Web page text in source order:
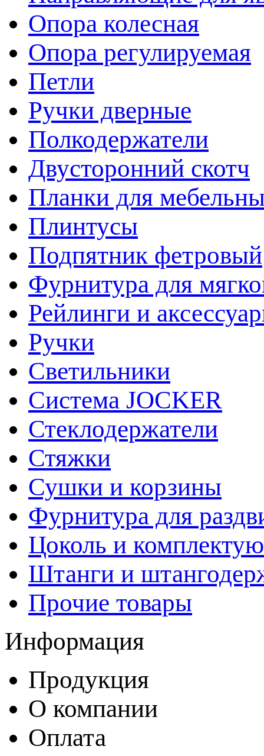
Опора колесная
Опора регулируемая
Петли
Ручки дверные
Полкодержатели
Двусторонний скотч
Планки для
Плинтусы
Подпятник фетровый
Фурнитура для
Рейлинги и
Ручки
Светильники
Система JOCKER
Стеклодержатели
Стяжки
Сушки и корзины
Фурнитура для
Цоколь и
Штанги и
Прочие товары
Информация
Продукция
О компании
Оплата